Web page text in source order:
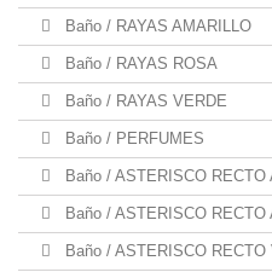
Baño / RAYAS AMARILLO
Baño / RAYAS ROSA
Baño / RAYAS VERDE
Baño / PERFUMES
Baño / ASTERISCO RECTO
Baño / ASTERISCO RECTO
Baño / ASTERISCO RECTO